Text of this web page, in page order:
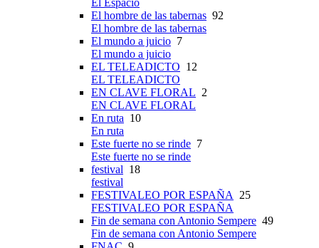
El Espacio
El hombre de las tabernas 92
El hombre de las tabernas
El mundo a juicio 7
El mundo a juicio
EL TELEADICTO 12
EL TELEADICTO
EN CLAVE FLORAL 2
EN CLAVE FLORAL
En ruta 10
En ruta
Este fuerte no se rinde 7
Este fuerte no se rinde
festival 18
festival
FESTIVALEO POR ESPAÑA
25
FESTIVALEO POR ESPAÑA
Fin de semana con Antonio Sempere 49
Fin de semana con Antonio Sempere